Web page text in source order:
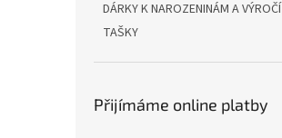
DÁRKY K NAROZENINÁM A VÝROČÍ
TAŠKY
Přijímáme online platby